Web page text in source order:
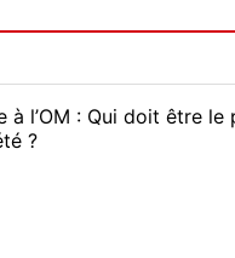
à l’OM : Qui doit être le
?